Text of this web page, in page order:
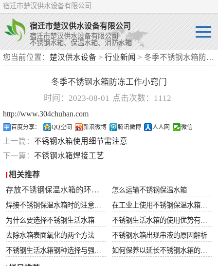
宿迁市楚汉供水设备有限公司
宿迁市楚汉供水设备有限公司
宿迁市楚汉供水设备有限公司
不锈钢水箱、保温水箱、消防水箱
您当前位置： 楚汉供水设备 > 行业新闻 > 冬季不锈钢水箱防冻工作小窍门
冬季不锈钢水箱防冻工作小窍门
时间：2023-08-01
点击次数：1112
http://www.304chuhan.com
百度分享： QQ空间 新浪微博 腾讯微博 人人网 微信
上一篇： 不锈钢水箱使用细节需注意
下一篇： 不锈钢水箱焊接工艺
相关推荐
存放不锈钢保温水箱的环境要求
怎么运输不锈钢保温水箱
为什么要选择不锈钢生活水箱
去除水箱表面氧化的两个方法
不锈钢水箱出现串液的原因解析
不锈钢水箱
消防水箱